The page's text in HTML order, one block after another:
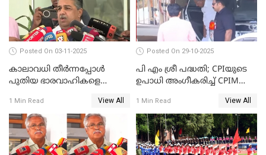
Posted On 03-11-2025
കാലാവധി തീര്‍ന്നപ്പോള്‍
പുതിയ ഭാരവാഹികളെ
WATCH VIDEO
1 Min Read View All
Posted On 29-10-2025
പി എം ശ്രീ പദ്ധതി; CPIയുടെ
ഉപാധി അംഗീകരിച്ച് CPIM
1 Min Read View All